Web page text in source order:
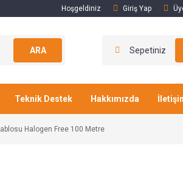
Hoşgeldiniz Giriş Yap
ARA Sepetiniz
Teknik Destek Hakkımızda
Halogen Free 100 Metre